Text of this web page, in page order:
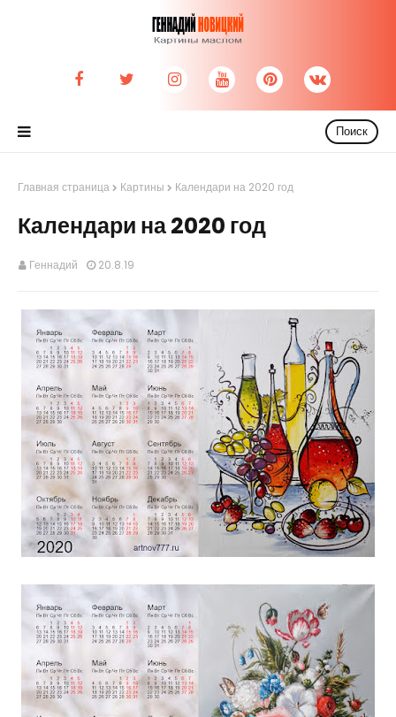
Поиск
Главная страница Картины Календари на 2020 год
Календари на 2020 год
Геннадий 20.8.19